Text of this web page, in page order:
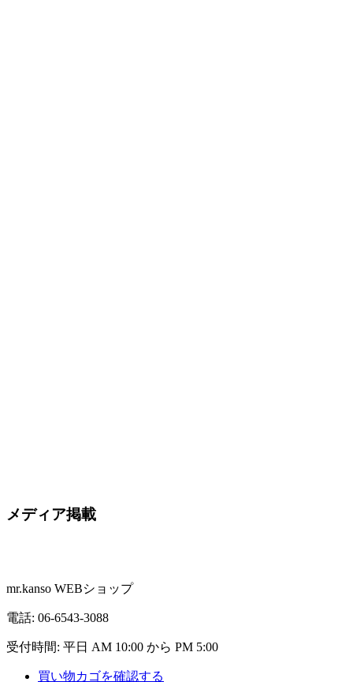
メディア掲載
mr.kanso WEBショップ
電話: 06-6543-3088
受付時間: 平日 AM 10:00 から PM 5:00
買い物カゴを確認する